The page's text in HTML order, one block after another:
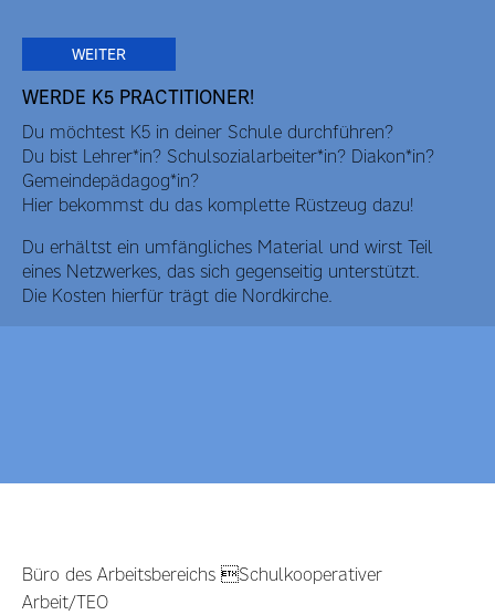
WEITER
WERDE K5 PRACTITIONER!
Du möchtest K5 in deiner Schule durchführen?
Du bist Lehrer*in? Schulsozialarbeiter*in? Diakon*in?
Gemeindepädagog*in?
Hier bekommst du das komplette Rüstzeug dazu!
Du erhältst ein umfängliches Material und wirst Teil
eines Netzwerkes, das sich gegenseitig unterstützt.
Die Kosten hierfür trägt die Nordkirche.
Büro des Arbeitsbereichs Schulkooperativer
Arbeit/TEO